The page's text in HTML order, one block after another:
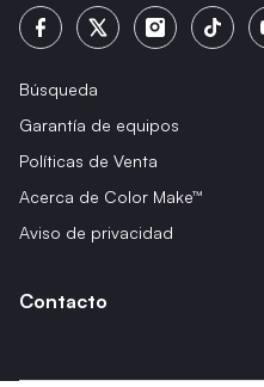
Búsqueda
Garantía de equipos
Políticas de Venta
Acerca de Color Make™
Aviso de privacidad
Contacto